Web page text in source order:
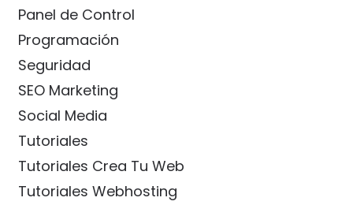
Panel de Control
Programación
Seguridad
SEO Marketing
Social Media
Tutoriales
Tutoriales Crea Tu Web
Tutoriales Webhosting